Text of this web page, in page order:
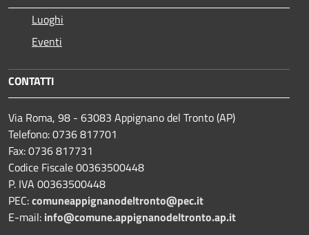
Luoghi
Eventi
CONTATTI
Via Roma, 98 - 63083 Appignano del Tronto (AP)
Telefono: 0736 817701
Fax: 0736 817731
Codice Fiscale 00363500448
P. IVA 00363500448
PEC:comuneappignanodeltronto@pec.it
E-mail: info@comune.appignanodeltronto.ap.it